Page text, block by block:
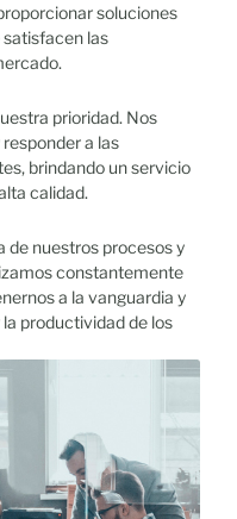
soluciones
las
prioridad. Nos
a las
brindando un servicio
calidad.
de nuestros procesos y
constantemente
a la vanguardia y
productividad de los